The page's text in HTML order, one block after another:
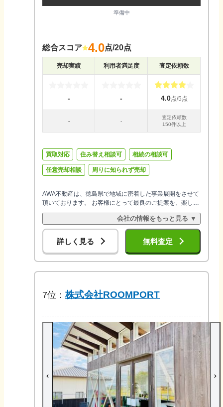
準備中
総合スコア 4.0点/20点
売却実績 利用者満足度 査定依頼数
- - 4.0点/5点
- -
査定依頼数
150件以上
買取対応 住み替え相談可 相続の相談可
任意売却相談 周りに知られず売却
AWA不動産は、徳島県で地域に密着した事業展開をさせて
頂いております。 お客様にとって最良のご提案を、楽しく
進めさせて頂きます。 土地・住宅・マンションなどの不動
産をお探しの方、ご売却したい方、ぜひお気軽にご連絡く
ださい。
会社の情報をもっと見る ▼
詳しく見る 無料査定
7位：株式会社ROOMPORT